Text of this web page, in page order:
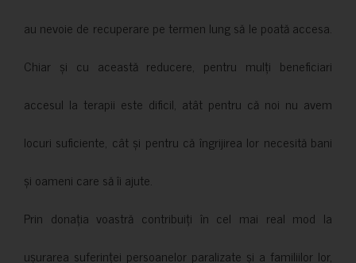
au nevoie de recuperare pe termen lung să le poată accesa.
Chiar și cu această reducere, pentru mulți beneficiari
accesul la terapii este dificil, atât pentru că noi nu avem
locuri suficiente, cât și pentru că îngrijirea lor necesită bani
și oameni care să îi ajute.
Prin donația voastră contribuiți în cel mai real mod la
ușurarea suferinței persoanelor paralizate și a familiilor lor,